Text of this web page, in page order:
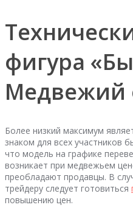
фигура
Медвежий
Более низкий максимум
знаком для всех участников
что модель на графике
возникает при медвежьем
преобладают продавцы. В
трейдеру следует готовиться
повышению цен.